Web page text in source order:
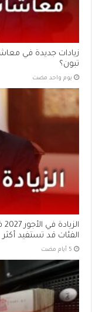
زيادات جديدة في
تبون؟
‏يوم واحد مضت
الفئات قد تستفيد أكثر